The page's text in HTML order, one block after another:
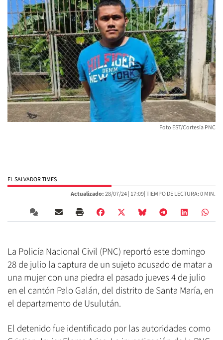
Foto EST/Cortesía PNC
EL SALVADOR TIMES
Actualizado:28/07/24 | 17:09| TIEMPO DE LECTURA: 0 MIN.
La Policía Nacional Civil (PNC) reportó este domingo
28 de julio la captura de un sujeto acusado de matar a
una mujer con una piedra el pasado jueves 4 de julio
en el cantón Palo Galán, del distrito de Santa María, en
el departamento de Usulután.
El detenido fue identificado por las autoridades como